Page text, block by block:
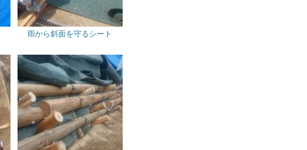
雨から斜面を守るシート